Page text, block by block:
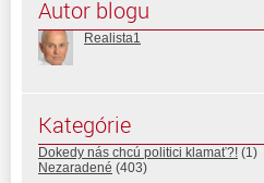
Autor blogu
Realista1
Kategórie
Dokedy nás chcú politici klamať?! (1)
Nezaradené (403)